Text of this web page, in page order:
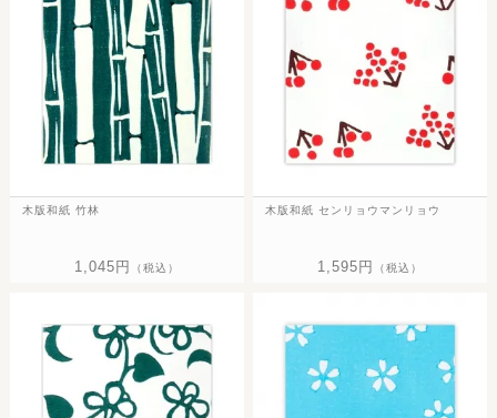
木版和紙 竹林
1,045円 （税込）
木版和紙 センリョウマンリョウ
1,595円 （税込）